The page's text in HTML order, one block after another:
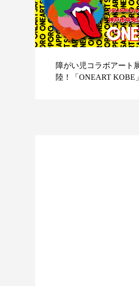
障がい児コラボアート
陸！「ONEART KOBE